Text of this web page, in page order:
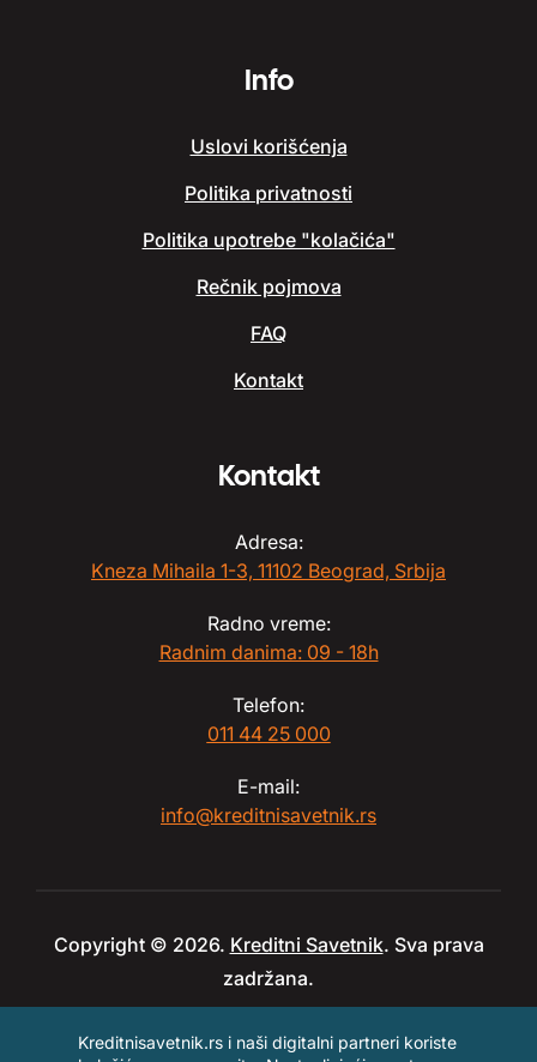
Info
Uslovi korišćenja
Politika privatnosti
Politika upotrebe "kolačića"
Rečnik pojmova
FAQ
Kontakt
Kontakt
Adresa:
Kneza Mihaila 1-3, 11102 Beograd, Srbija
Radno vreme:
Radnim danima: 09 - 18h
Telefon:
011 44 25 000
E-mail:
info@kreditnisavetnik.rs
Copyright © 2026. Kreditni Savetnik. Sva prava
zadržana.
Kreditnisavetnik.rs i naši digitalni partneri koriste